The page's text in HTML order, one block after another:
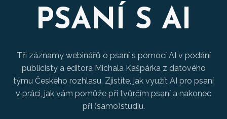
PSANÍ S AI
Tři záznamy webinářů o psaní s pomocí AI v podání
publicisty a editora Michala Kašpárka z datového
týmu Českého rozhlasu. Zjistíte, jak využít AI pro psaní
v práci, jak vám pomůže při tvůrčím psaní a nakonec
při (samo)studiu.